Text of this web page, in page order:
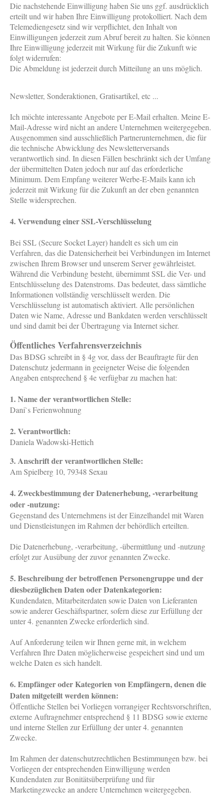
Die nachstehende Einwilligung haben Sie uns ggf. ausdrücklich
erteilt und wir haben Ihre Einwilligung protokolliert. Nach dem
Telemediengesetz sind wir verpflichtet, den Inhalt von
Einwilligungen jederzeit zum Abruf bereit zu halten. Sie können
Ihre Einwilligung jederzeit mit Wirkung für die Zukunft wie
folgt widerrufen:
Die Abmeldung ist jederzeit durch Mitteilung an uns möglich.
Newsletter, Sonderaktionen, Gratisartikel, etc ...
Ich möchte interessante Angebote per E-Mail erhalten. Meine E-
Mail-Adresse wird nicht an andere Unternehmen weitergegeben.
Ausgenommen sind ausschließlich Partnerunternehmen, die für
die technische Abwicklung des Newsletterversands
verantwortlich sind. In diesen Fällen beschränkt sich der Umfang
der übermittelten Daten jedoch nur auf das erforderliche
Minimum. Dem Empfang weiterer Werbe-E-Mails kann ich
jederzeit mit Wirkung für die Zukunft an der eben genannten
Stelle widersprechen.
4. Verwendung einer SSL-Verschlüsselung
Bei SSL (Secure Socket Layer) handelt es sich um ein
Verfahren, das die Datensicherheit bei Verbindungen im Internet
zwischen Ihrem Browser und unserem Server gewährleistet.
Während die Verbindung besteht, übernimmt SSL die Ver- und
Entschlüsselung des Datenstroms. Das bedeutet, dass sämtliche
Informationen vollständig verschlüsselt werden. Die
Verschlüsselung ist automatisch aktiviert. Alle persönlichen
Daten wie Name, Adresse und Bankdaten werden verschlüsselt
und sind damit bei der Übertragung via Internet sicher.
Öffentliches Verfahrensverzeichnis
Das BDSG schreibt in § 4g vor, dass der Beauftragte für den
Datenschutz jedermann in geeigneter Weise die folgenden
Angaben entsprechend § 4e verfügbar zu machen hat:
1. Name der verantwortlichen Stelle:
Dani`s Ferienwohnung
2. Verantwortlich:
Daniela Wadowski-Hettich
3. Anschrift der verantwortlichen Stelle:
Am Spielberg 10, 79348 Sexau
4. Zweckbestimmung der Datenerhebung, -verarbeitung
oder -nutzung:
Gegenstand des Unternehmens ist der Einzelhandel mit Waren
und Dienstleistungen im Rahmen der behördlich erteilten.
Die Datenerhebung, -verarbeitung, -übermittlung und -nutzung
erfolgt zur Ausübung der zuvor genannten Zwecke.
5. Beschreibung der betroffenen Personengruppe und der
diesbezüglichen Daten oder Datenkategorien:
Kundendaten, Mitarbeiterdaten sowie Daten von Lieferanten
sowie anderer Geschäftspartner, sofern diese zur Erfüllung der
unter 4. genannten Zwecke erforderlich sind.
Auf Anforderung teilen wir Ihnen gerne mit, in welchem
Verfahren Ihre Daten möglicherweise gespeichert sind und um
welche Daten es sich handelt.
6. Empfänger oder Kategorien von Empfängern, denen die
Daten mitgeteilt werden können:
Öffentliche Stellen bei Vorliegen vorrangiger Rechtsvorschriften,
externe Auftragnehmer entsprechend § 11 BDSG sowie externe
und interne Stellen zur Erfüllung der unter 4. genannten
Zwecke.
Im Rahmen der datenschutzrechtlichen Bestimmungen bzw. bei
Vorliegen der entsprechenden Einwilligung werden
Kundendaten zur Bonitätsüberprüfung und für
Marketingzwecke an andere Unternehmen weitergegeben.